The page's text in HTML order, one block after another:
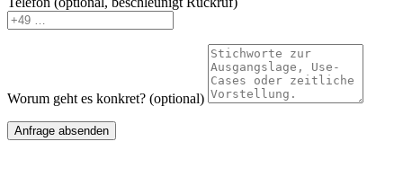
Worum geht es konkret? (optional)
Anfrage absenden